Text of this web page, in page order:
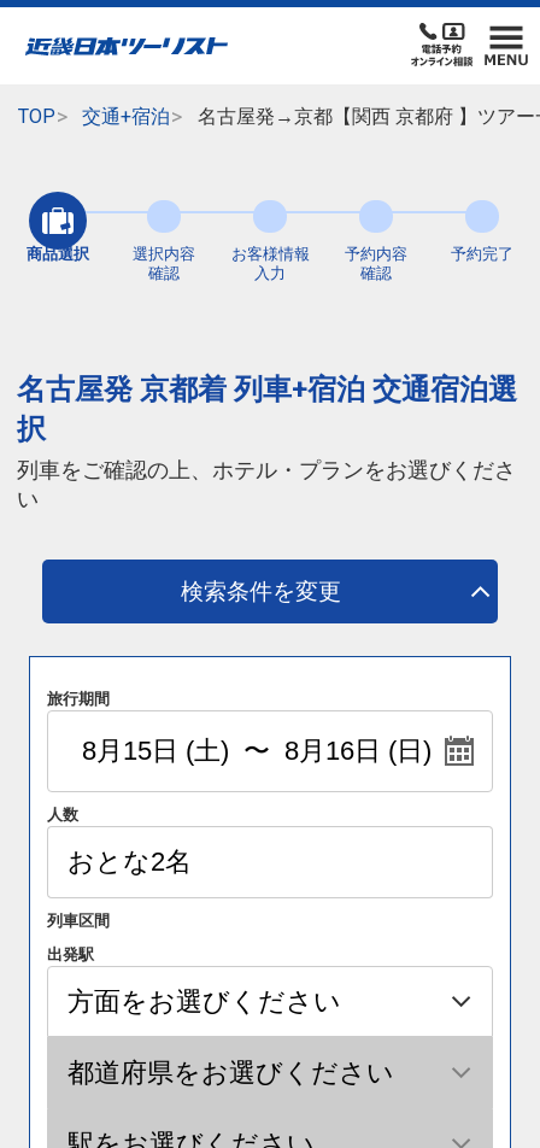
TOP 交通+宿泊 名古屋発→京都【関西 京都府 】ツア
商品選択
選択内容
確認
お客様情報
入力
予約内容
確認
予約完了
名古屋発 京都着 列車+宿泊 交通宿泊選
択
列車をご確認の上、ホテル・プランをお選びくださ
い
検索条件を変更
旅行期間
人数
列車区間
出発駅